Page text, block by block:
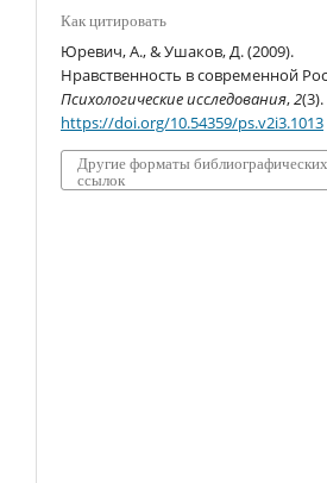
Как цитировать
Юревич, А., & Ушаков, Д. (2009).
Нравственность в современной
Психологические исследования,2(3).
https://doi.org/10.54359/ps.v2i3.1013
Другие форматы
ссылок